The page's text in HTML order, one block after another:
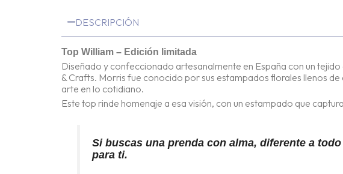
DESCRIPCIÓN
Top William – Edición limitada
Diseñado y confeccionado artesanalmente en España con un
& Crafts. Morris fue conocido por sus estampados florales llenos
arte en lo cotidiano.
Este top rinde homenaje a esa visión, con un estampado que
Si buscas una prenda con alma, diferente a
para ti.